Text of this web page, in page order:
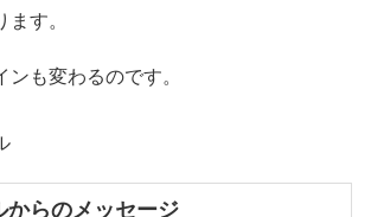
す。
ンも変わるのです。
からのメッセージ